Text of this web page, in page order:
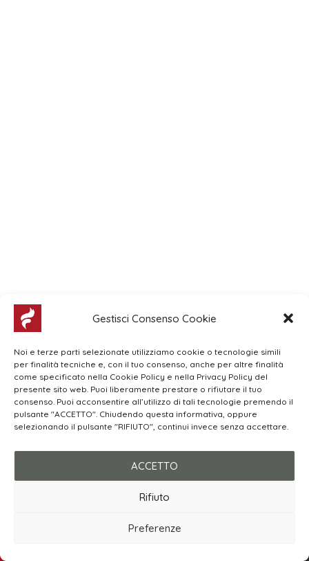
Gestisci Consenso Cookie
Noi e terze parti selezionate utilizziamo cookie o tecnologie simili
per finalità tecniche e, con il tuo consenso, anche per altre finalità
come specificato nella Cookie Policy e nella Privacy Policy del
presente sito web. Puoi liberamente prestare o rifiutare il tuo
consenso. Puoi acconsentire all’utilizzo di tali tecnologie premendo il
pulsante "ACCETTO". Chiudendo questa informativa, oppure
selezionando il pulsante "RIFIUTO", continui invece senza accettare.
ACCETTO
Rifiuto
Preferenze
I NOSTRI PARTNER